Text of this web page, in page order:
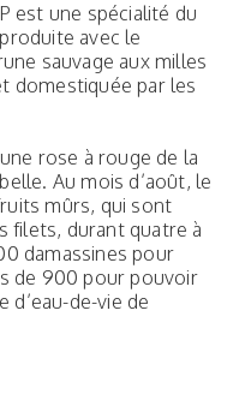
est une spécialité du
avec le
sauvage aux milles
domestiquée par les
rose à rouge de la
Au mois d’août, le
mûrs, qui sont
filets, durant quatre à
damassines pour
de 900 pour pouvoir
d’eau-de-vie de